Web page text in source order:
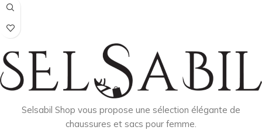
Selsabil Shop vous propose une sélection élégante de
chaussures et sacs pour femme.